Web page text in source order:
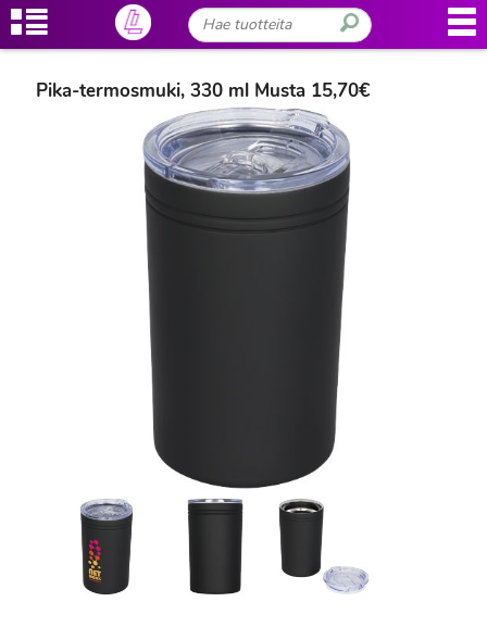
Pika-termosmuki, 330 ml Musta 15,70€